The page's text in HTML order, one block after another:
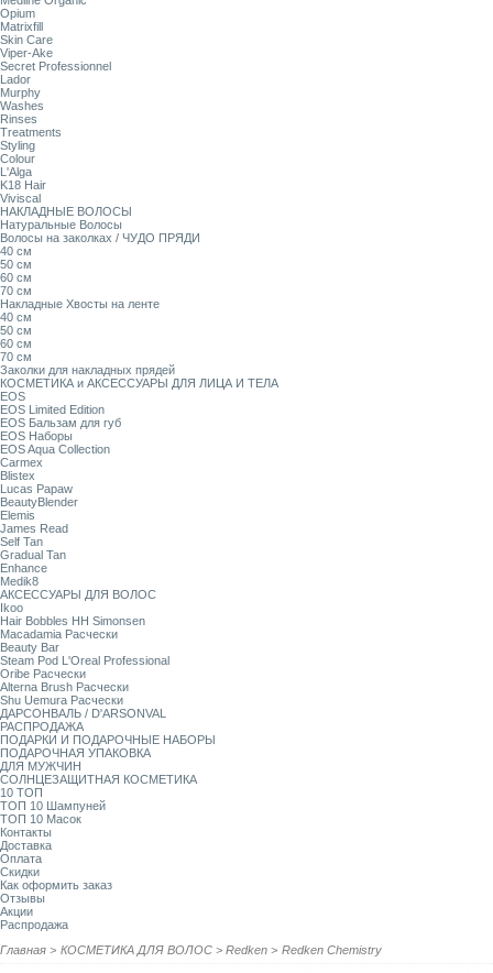
Opium
Matrixfill
Skin Care
Viper-Ake
Secret Professionnel
Lador
Murphy
Washes
Rinses
Treatments
Styling
Colour
L'Alga
K18 Hair
Viviscal
НАКЛАДНЫЕ ВОЛОСЫ
Натуральные Волосы
Волосы на заколках / ЧУДО ПРЯДИ
40 см
50 см
60 см
70 см
Накладные Хвосты на ленте
40 см
50 см
60 см
70 см
Заколки для накладных прядей
КОСМЕТИКА и АКСЕССУАРЫ ДЛЯ ЛИЦА И ТЕЛА
EOS
EOS Limited Edition
EOS Бальзам для губ
EOS Наборы
EOS Aqua Collection
Carmex
Blistex
Lucas Papaw
BeautyBlender
Elemis
James Read
Self Tan
Gradual Tan
Enhance
Medik8
АКСЕССУАРЫ ДЛЯ ВОЛОС
Ikoo
Hair Bobbles HH Simonsen
Macadamia Расчески
Beauty Bar
Steam Pod L'Oreal Professional
Oribe Расчески
Alterna Brush Расчески
Shu Uemura Расчески
ДАРСОНВАЛЬ / D'ARSONVAL
РАСПРОДАЖА
ПОДАРКИ И ПОДАРОЧНЫЕ НАБОРЫ
ПОДАРОЧНАЯ УПАКОВКА
ДЛЯ МУЖЧИН
СОЛНЦЕЗАЩИТНАЯ КОСМЕТИКА
10 ТОП
ТОП 10 Шампуней
ТОП 10 Масок
Контакты
Доставка
Оплата
Скидки
Как оформить заказ
Отзывы
Акции
Распродажа
Главная > КОСМЕТИКА ДЛЯ ВОЛОС > Redken > Redken Chemistry